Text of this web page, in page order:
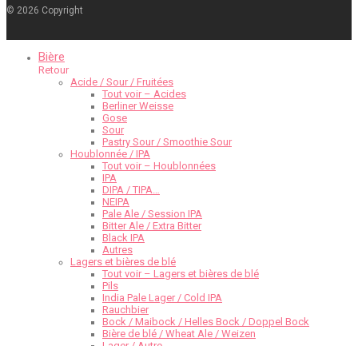
© 2026 Copyright
Bière
Retour
Acide / Sour / Fruitées
Tout voir – Acides
Berliner Weisse
Gose
Sour
Pastry Sour / Smoothie Sour
Houblonnée / IPA
Tout voir – Houblonnées
IPA
DIPA / TIPA…
NEIPA
Pale Ale / Session IPA
Bitter Ale / Extra Bitter
Black IPA
Autres
Lagers et bières de blé
Tout voir – Lagers et bières de blé
Pils
India Pale Lager / Cold IPA
Rauchbier
Bock / Maibock / Helles Bock / Doppel Bock
Bière de blé / Wheat Ale / Weizen